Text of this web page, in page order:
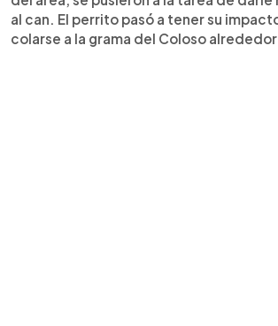
al can. El perrito pasó a tener su
colarse a la grama del Coloso